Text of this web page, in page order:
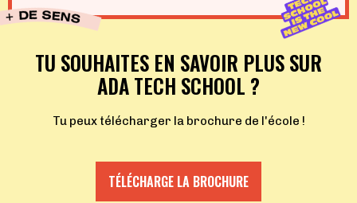
TU SOUHAITES EN SAVOIR PLUS SUR
ADA TECH SCHOOL ?
Tu peux télécharger la brochure de l'école !
TÉLÉCHARGE LA BROCHURE